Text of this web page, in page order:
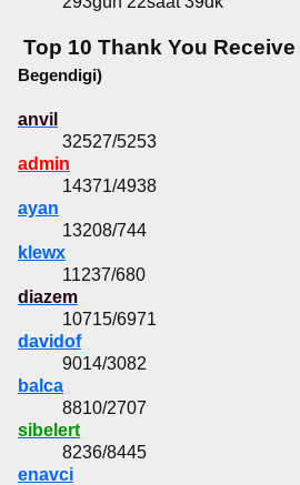
Top 10 Thank You Receive
Begendigi)
anvil
32527/5253
admin
14371/4938
ayan
13208/744
klewx
11237/680
diazem
10715/6971
davidof
9014/3082
balca
8810/2707
sibelert
8236/8445
enavci